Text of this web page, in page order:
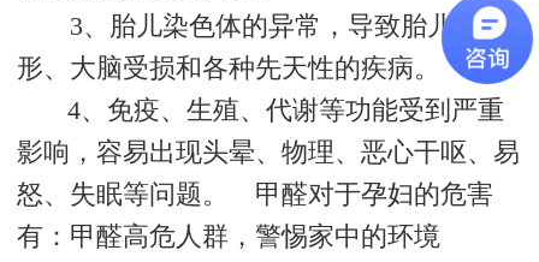
3、胎儿染色体的异常，导致胎儿畸
形、大脑受损和各种先天性的疾病。
4、免疫、生殖、代谢等功能受到严重
影响，容易出现头晕、物理、恶心干呕、易
怒、失眠等问题。 甲醛对于孕妇的危害
有：甲醛高危人群，警惕家中的环境